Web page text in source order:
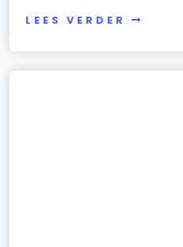
LEES VERDER